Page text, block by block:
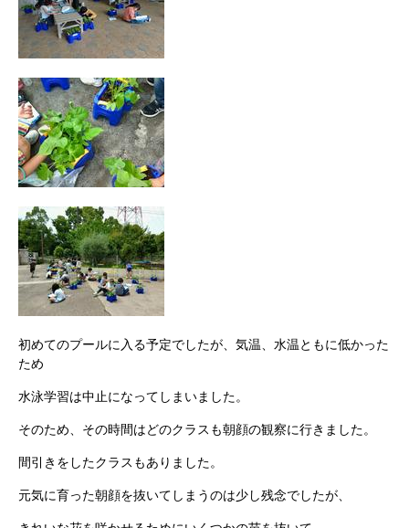
初めてのプールに入る予定でしたが、気温、水温ともに低かった
ため
水泳学習は中止になってしまいました。
そのため、その時間はどのクラスも朝顔の観察に行きました。
間引きをしたクラスもありました。
元気に育った朝顔を抜いてしまうのは少し残念でしたが、